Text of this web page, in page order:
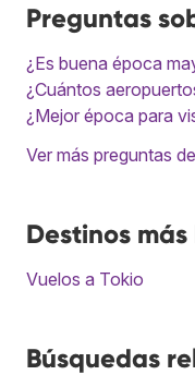
Preguntas
¿Es buena época
¿Cuántos
¿Mejor época para
Ver más preguntas
Destinos
Vuelos a Tokio
Búsquedas